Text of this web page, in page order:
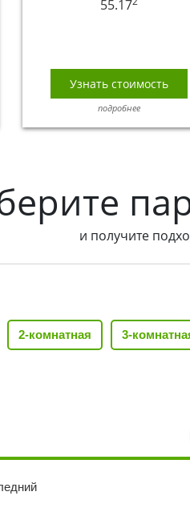
55.17
Узнать стоимость
подробнее
и получите
2-комнатная 3-